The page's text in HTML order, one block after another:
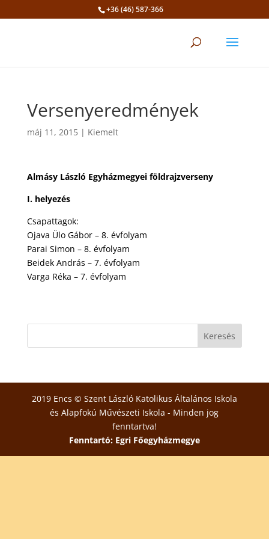
+36 (46) 587-366
Versenyeredmények
máj 11, 2015| Kiemelt
Almásy László Egyházmegyei földrajzverseny
I. helyezés
Csapattagok:
Ojava Ülo Gábor – 8. évfolyam
Parai Simon – 8. évfolyam
Beidek András – 7. évfolyam
Varga Réka – 7. évfolyam
2019 Encs © Szent László Katolikus Általános Iskola
és Alapfokú Művészeti Iskola - Minden jog
fenntartva!
Fenntartó: Egri Főegyházmegye